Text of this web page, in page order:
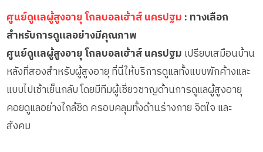
ผู้ป่วยที่มาพักฟื้นทำแผลกดทับ
ผู้ป่วยพักฟื้นหลังผ่าตัด
แพทย์เฉพาะทาง
อาหารตามโภชนาการ
ดูแลความสะอาด ซักผ้า
กายภาพบำบัด
กิจกรรมนันทนาการ
รายงานข้อมูลสุขภาพ
ศูนย์ดูแลผู้สูงอายุ โกลบอลเฮ้าส์ นครปฐม : ทางเลือก
สำหรับการดูแลอย่างมีคุณภาพ
ศูนย์ดูแลผู้สูงอายุ โกลบอลเฮ้าส์ นครปฐม เปรียบเสมือนบ้าน
หลังที่สองสำหรับผู้สูงอายุ ที่นี่ให้บริการดูแลทั้งแบบพักค้างและ
แบบไปเช้าเย็นกลับ โดยมีทีมผู้เชี่ยวชาญด้านการดูแลผู้สูงอายุ
คอยดูแลอย่างใกล้ชิด ครอบคลุมทั้งด้านร่างกาย จิตใจ และ
สังคม